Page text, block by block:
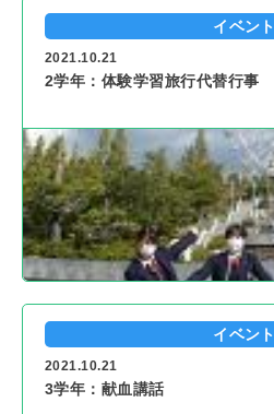
イベント
2021.10.21
2学年：体験学習旅行代替行事
イベント
2021.10.21
3学年：献血講話